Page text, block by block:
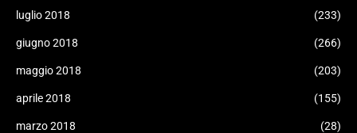
luglio 2018 (233)
giugno 2018 (266)
maggio 2018 (203)
aprile 2018 (155)
marzo 2018 (28)